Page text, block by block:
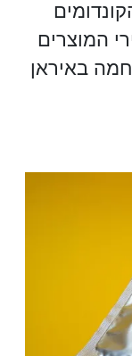
המוצרים
עקב המלחמה באיראן